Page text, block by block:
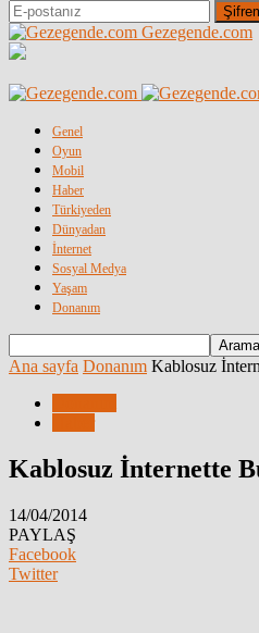
Gezegende.com
Genel
Oyun
Mobil
Haber
Türkiyeden
Dünyadan
İnternet
Sosyal Medya
Yaşam
Donanım
Ana sayfa Donanım Kablosuz
Kablosuz İnternette
14/04/2014
PAYLAŞ
Facebook
Twitter